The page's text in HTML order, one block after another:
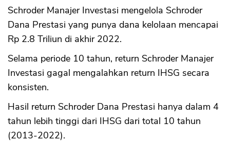
Schroder Manajer Investasi mengelola Schroder
Dana Prestasi yang punya dana kelolaan mencapai
Rp 2.8 Triliun di akhir 2022.
Selama periode 10 tahun, return Schroder Manajer
Investasi gagal mengalahkan return IHSG secara
konsisten.
Hasil return Schroder Dana Prestasi hanya dalam 4
tahun lebih tinggi dari IHSG dari total 10 tahun
(2013-2022).